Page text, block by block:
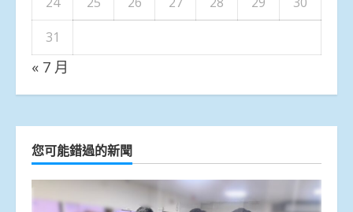
31
« 7 月
您可能錯過的新聞